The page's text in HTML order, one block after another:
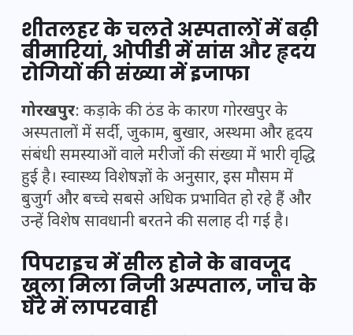
शीतलहर के चलते अस्पतालों में बढ़ी
बीमारियां, ओपीडी में सांस और हृदय
रोगियों की संख्या में इजाफा
गोरखपुर: कड़ाके की ठंड के कारण गोरखपुर के
अस्पतालों में सर्दी, जुकाम, बुखार, अस्थमा और हृदय
संबंधी समस्याओं वाले मरीजों की संख्या में भारी वृद्धि
हुई है। स्वास्थ्य विशेषज्ञों के अनुसार, इस मौसम में
बुजुर्ग और बच्चे सबसे अधिक प्रभावित हो रहे हैं और
उन्हें विशेष सावधानी बरतने की सलाह दी गई है।
पिपराइच में सील होने के बावजूद
खुला मिला निजी अस्पताल, जांच के
घेरे में लापरवाही